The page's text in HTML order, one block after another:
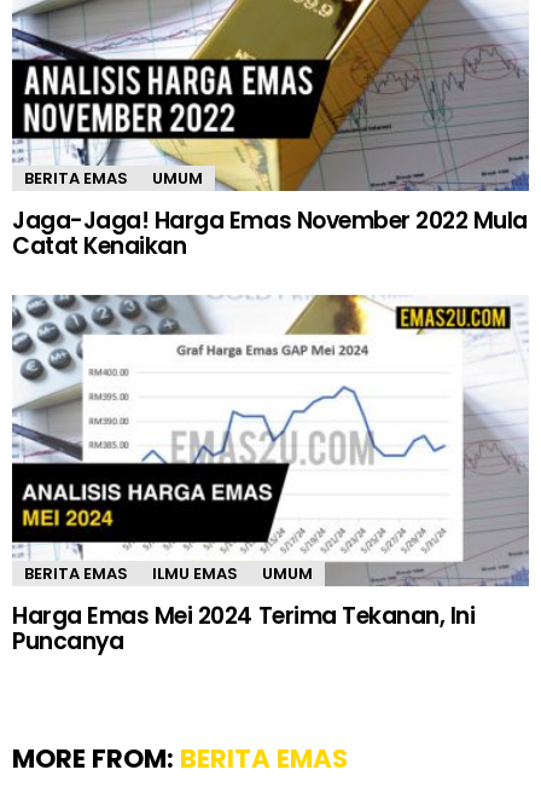
BERITA EMAS UMUM
Jaga-Jaga! Harga Emas November 2022 Mula
Catat Kenaikan
BERITA EMAS ILMU EMAS UMUM
Harga Emas Mei 2024 Terima Tekanan, Ini
Puncanya
MORE FROM: BERITA EMAS